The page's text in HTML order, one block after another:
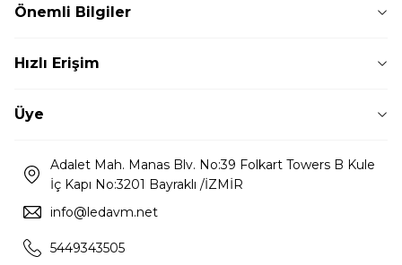
Önemli Bilgiler
Hızlı Erişim
Üye
Adalet Mah. Manas Blv. No:39 Folkart Towers B Kule
İç Kapı No:3201 Bayraklı /İZMİR
info@ledavm.net
5449343505